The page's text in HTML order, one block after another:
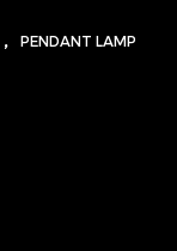
, PENDANT LAMP